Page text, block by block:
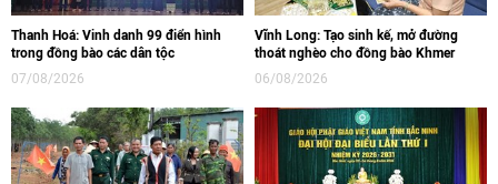
Thanh Hoá: Vinh danh 99 điển hình
trong đồng bào các dân tộc
07/08/2026
Vĩnh Long: Tạo sinh kế, mở đường
thoát nghèo cho đồng bào Khmer
06/08/2026